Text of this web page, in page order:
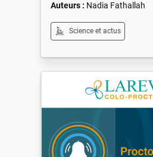
Nadia Fathallah
Science et actus